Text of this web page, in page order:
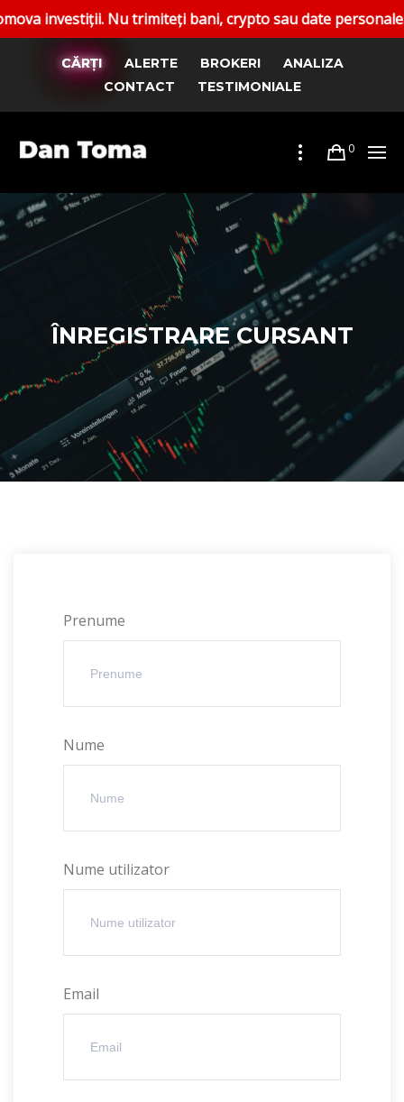
investiții. Nu trimiteți bani, crypto sau date personale.
CĂRȚI ALERTE BROKERI
ANALIZA
CONTACT
TESTIMONIALE
0
ÎNREGISTRARE CURSANT
Prenume
Nume
Nume utilizator
Email